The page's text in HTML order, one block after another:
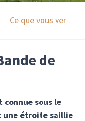
Ce que vous verrez
de
connue sous le
une étroite saillie